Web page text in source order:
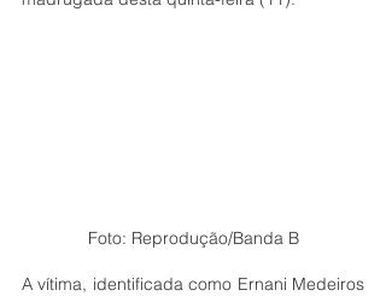
Foto: Reprodução/Banda B
A vítima, identificada como Ernani Medeiros